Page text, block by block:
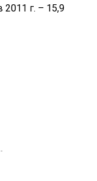
2011 г. – 15,9